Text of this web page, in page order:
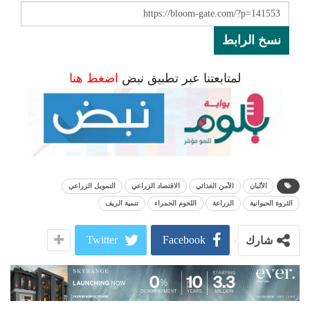
نسخ الرابط
لمتابعتنا عبر تطبيق نبض اضغط هنا
الألبان الأمن الغذائي الاقتصاد الزراعي التمويل الزراعي
الثروة الحيوانية الزراعة اللحوم الحمراء تنمية الريف
شارك Facebook
Twitter